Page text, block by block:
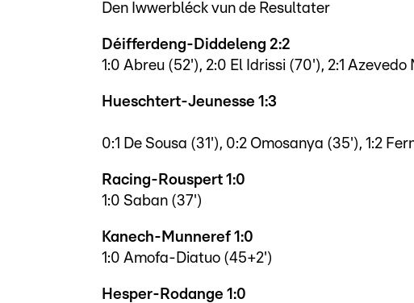
Den Iwwerbléck vun de Resultater
Déifferdeng-Diddeleng 2:2
1:0 Abreu (52'), 2:0 El Idrissi (70'), 2:1
Hueschtert-Jeunesse 1:3
0:1 De Sousa (31'), 0:2 Omosanya (35'), 1:2
Racing-Rouspert 1:0
1:0 Saban (37')
Kanech-Munneref 1:0
1:0 Amofa-Diatuo (45+2')
Hesper-Rodange 1:0